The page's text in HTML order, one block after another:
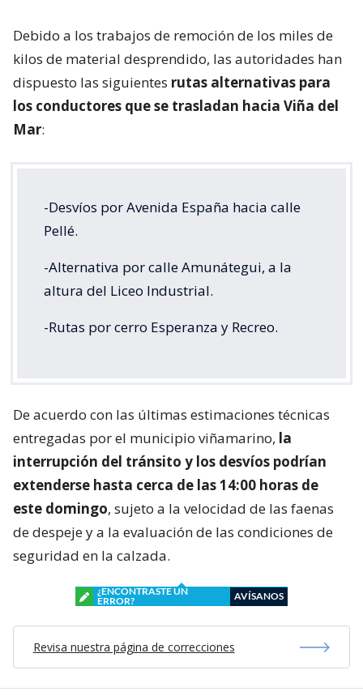
Debido a los trabajos de remoción de los miles de
kilos de material desprendido, las autoridades han
dispuesto las siguientes rutas alternativas para
los conductores que se trasladan hacia Viña del
Mar:
-Desvíos por Avenida España hacia calle
Pellé.
-Alternativa por calle Amunátegui, a la
altura del Liceo Industrial.
-Rutas por cerro Esperanza y Recreo.
De acuerdo con las últimas estimaciones técnicas
entregadas por el municipio viñamarino, la
interrupción del tránsito y los desvíos podrían
extenderse hasta cerca de las 14:00 horas de
este domingo, sujeto a la velocidad de las faenas
de despeje y a la evaluación de las condiciones de
seguridad en la calzada.
¿ENCONTRASTE UN
ERROR?
AVÍSANOS
Revisa nuestra página de correcciones